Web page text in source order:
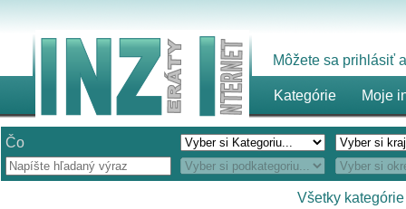
Môžete sa prihlásiť
Kategórie Moje
Čo
Všetky kategórie